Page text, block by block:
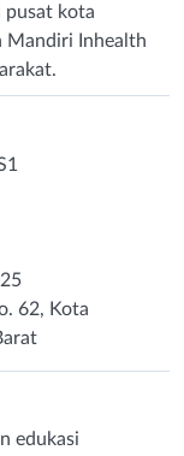
pusat kota
Mandiri Inhealth
62, Kota
edukasi